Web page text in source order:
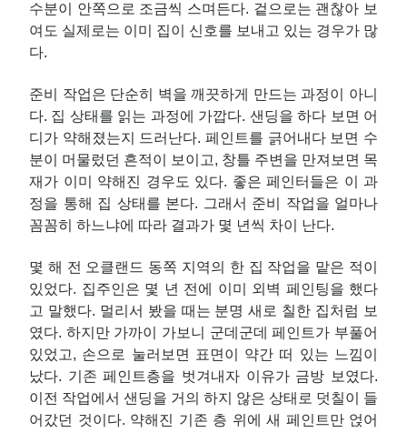
수분이 안쪽으로 조금씩 스며든다. 겉으로는 괜찮아 보
여도 실제로는 이미 집이 신호를 보내고 있는 경우가 많
다.
준비 작업은 단순히 벽을 깨끗하게 만드는 과정이 아니
다. 집 상태를 읽는 과정에 가깝다. 샌딩을 하다 보면 어
디가 약해졌는지 드러난다. 페인트를 긁어내다 보면 수
분이 머물렀던 흔적이 보이고, 창틀 주변을 만져보면 목
재가 이미 약해진 경우도 있다. 좋은 페인터들은 이 과
정을 통해 집 상태를 본다. 그래서 준비 작업을 얼마나
꼼꼼히 하느냐에 따라 결과가 몇 년씩 차이 난다.
몇 해 전 오클랜드 동쪽 지역의 한 집 작업을 맡은 적이
있었다. 집주인은 몇 년 전에 이미 외벽 페인팅을 했다
고 말했다. 멀리서 봤을 때는 분명 새로 칠한 집처럼 보
였다. 하지만 가까이 가보니 군데군데 페인트가 부풀어
있었고, 손으로 눌러보면 표면이 약간 떠 있는 느낌이
났다. 기존 페인트층을 벗겨내자 이유가 금방 보였다.
이전 작업에서 샌딩을 거의 하지 않은 상태로 덧칠이 들
어갔던 것이다. 약해진 기존 층 위에 새 페인트만 얹어